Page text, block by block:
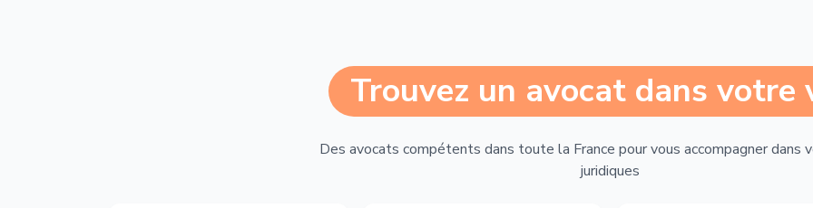
Trouvez un avocat dans votre
Des avocats compétents dans toute la France pour vous accompagner dans
juridiques